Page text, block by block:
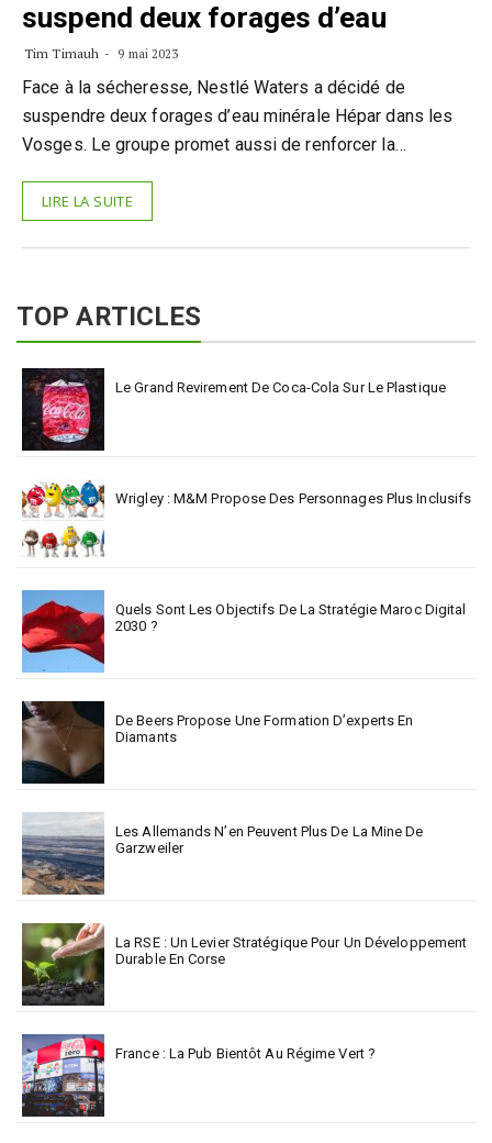
suspend deux forages d’eau
Tim Timauh 9 mai 2023
Face à la sécheresse, Nestlé Waters a décidé de
suspendre deux forages d’eau minérale Hépar dans les
Vosges. Le groupe promet aussi de renforcer la…
LIRE LA SUITE
TOP ARTICLES
Le Grand Revirement De Coca-Cola Sur Le Plastique
Wrigley : M&M Propose Des Personnages Plus Inclusifs
Quels Sont Les Objectifs De La Stratégie Maroc Digital
2030 ?
De Beers Propose Une Formation D’experts En
Diamants
Les Allemands N’en Peuvent Plus De La Mine De
Garzweiler
La RSE : Un Levier Stratégique Pour Un Développement
Durable En Corse
France : La Pub Bientôt Au Régime Vert ?